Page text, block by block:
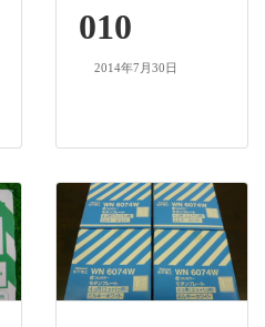
010
2014年7月30日